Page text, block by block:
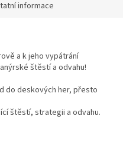
informace
a k jeho vypátrání
štěstí a odvahu!
do deskových her, přesto
štěstí, strategii a odvahu.